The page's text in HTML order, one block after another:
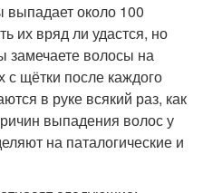
около 100
их вряд ли удастся, но
замечаете волосы на
с щётки после каждого
в руке всякий раз, как
выпадения волос у
на паталогические и